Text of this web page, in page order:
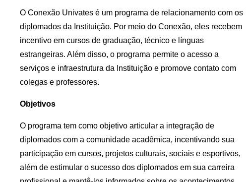
O Conexão Univates é um programa de relacionamento com os
diplomados da Instituição. Por meio do Conexão, eles recebem
incentivo em cursos de graduação, técnico e línguas
estrangeiras. Além disso, o programa permite o acesso a
serviços e infraestrutura da Instituição e promove contato com
colegas e professores.
Objetivos
O programa tem como objetivo articular a integração de
diplomados com a comunidade acadêmica, incentivando sua
participação em cursos, projetos culturais, sociais e esportivos,
além de estimular o sucesso dos diplomados em sua carreira